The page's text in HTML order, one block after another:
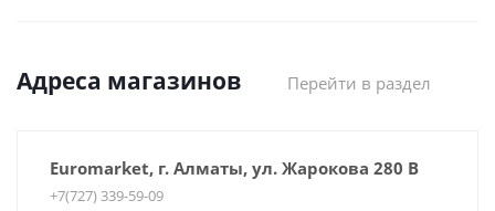
Адреса магазинов Перейти в раздел
Euromarket, г. Алматы, ул. Жарокова 280 В
+7(727) 339-59-09